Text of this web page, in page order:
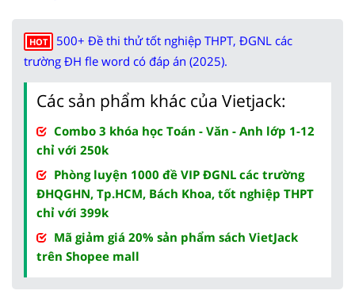
HOT
500+ Đề thi thử tốt nghiệp THPT, ĐGNL các
trường ĐH fle word có đáp án (2025).
Các sản phẩm khác của Vietjack:
Combo 3 khóa học Toán - Văn - Anh lớp 1-12
chỉ với 250k
Phòng luyện 1000 đề VIP ĐGNL các trường
ĐHQGHN, Tp.HCM, Bách Khoa, tốt nghiệp THPT
chỉ với 399k
Mã giảm giá 20% sản phẩm sách VietJack
trên Shopee mall